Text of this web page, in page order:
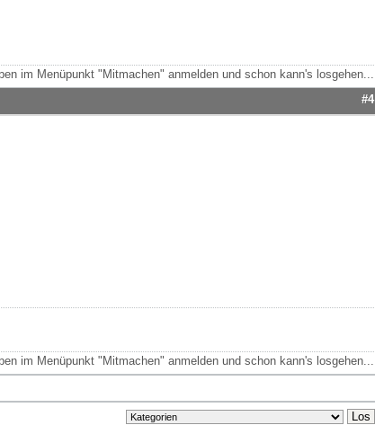
im Menüpunkt "Mitmachen" anmelden und schon kann's losgehen...
#4
im Menüpunkt "Mitmachen" anmelden und schon kann's losgehen...